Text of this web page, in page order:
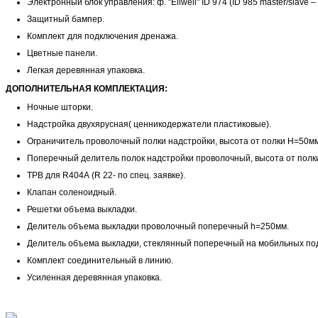
Защитный бампер.
Комплект для подключения дренажа.
Цветные панели.
Легкая деревянная упаковка.
ДОПОЛНИТЕЛЬНАЯ КОМПЛЕКТАЦИЯ:
Ночные шторки.
Надстройка двухярусная( ценникодержатели пластиковые).
Ограничитель проволочный полки надстройки, высота от полки
Поперечный делитель полок надстройки проволочный, высота от
ТРВ для R404А (R 22- по спец. заявке).
Клапан соленоидный.
Решетки объема выкладки.
Делитель объема выкладки проволочный поперечный h=250мм.
Делитель объема выкладки, стеклянный поперечный на мобильных
Комплект соединительный в линию.
Усиленная деревянная упаковка.